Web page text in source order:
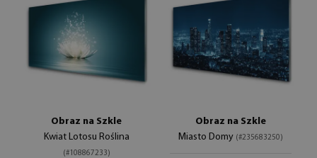
Obraz na Szkle
Kwiat Lotosu Roślina
(#108867233)
Obraz na Szkle
Miasto Domy (#235683250)